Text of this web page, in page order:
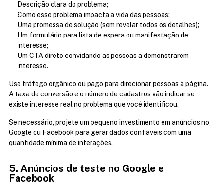
Descrição clara do problema;
Como esse problema impacta a vida das pessoas;
Uma promessa de solução (sem revelar todos os detalhes);
Um formulário para lista de espera ou manifestação de
interesse;
Um CTA direto convidando as pessoas a demonstrarem
interesse.
Use tráfego orgânico ou pago para direcionar pessoas à página.
A taxa de conversão e o número de cadastros vão indicar se
existe interesse real no problema que você identificou.
Se necessário, projete um pequeno investimento em anúncios no
Google ou Facebook para gerar dados confiáveis com uma
quantidade mínima de interações.
5. Anúncios de teste no Google e
Facebook